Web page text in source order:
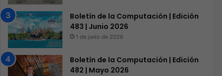
Boletín de la Computación | Edición
483 | Junio 2026
1 de junio de 2026
Boletín de la Computación | Edición
482 | Mayo 2026